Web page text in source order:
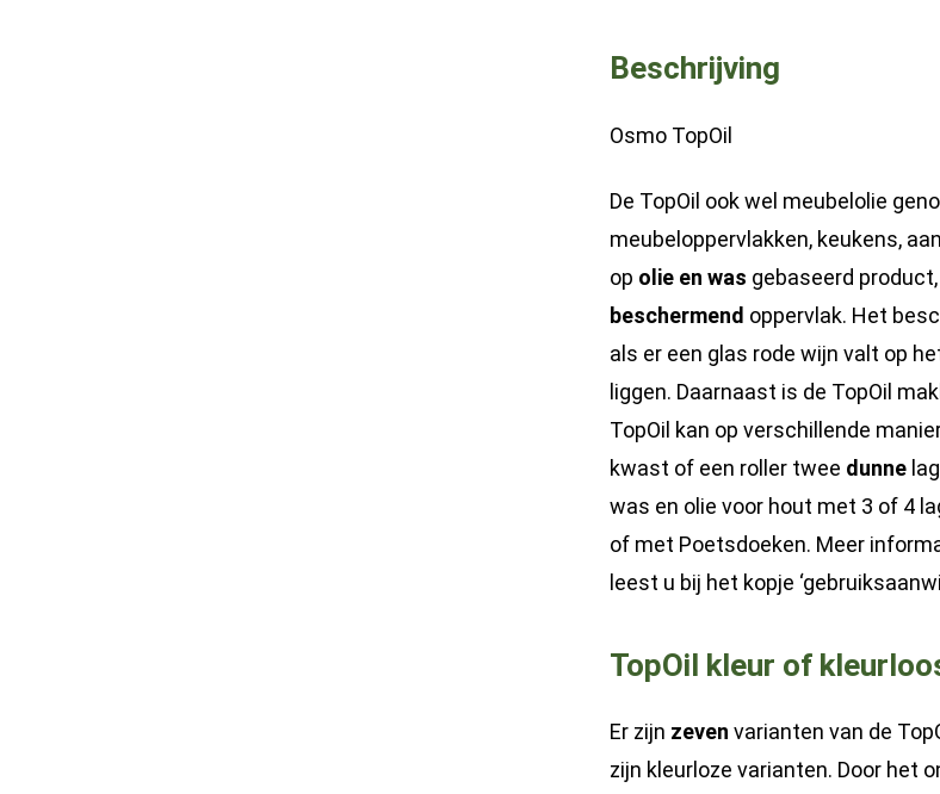
Beschrijving
Osmo TopOil
De TopOil ook wel meubelolie
meubeloppervlakken, keukens,
op olie en was gebaseerd
beschermend oppervlak. Het
als er een glas rode wijn valt op
liggen. Daarnaast is de TopOil
TopOil kan op verschillende
kwast of een roller twee dunne
was en olie voor hout met 3 of 4
of met Poetsdoeken. Meer
leest u bij het kopje
TopOil kleur of
Er zijn zeven varianten van de
zijn kleurloze varianten. Door het